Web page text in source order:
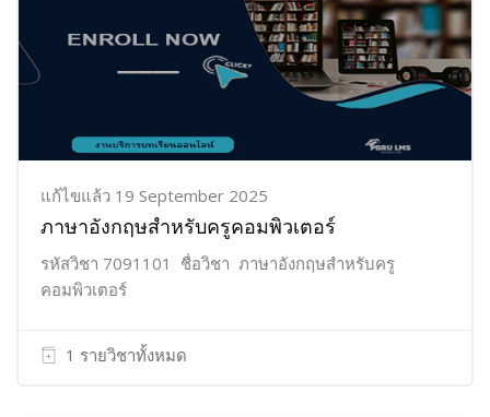
แก้ไขแล้ว 19 September 2025
ภาษาอังกฤษสำหรับครูคอมพิวเตอร์
รหัสวิชา 7091101 ชื่อวิชา ภาษาอังกฤษสำหรับครู
คอมพิวเตอร์
1 รายวิชาทั้งหมด